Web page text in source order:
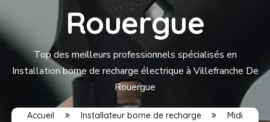
Rouergue
Top des meilleurs professionnels spécialisés en
Installation borne de recharge électrique à Villefranche De
Rouergue
Accueil Installateur borne de recharge
Midi